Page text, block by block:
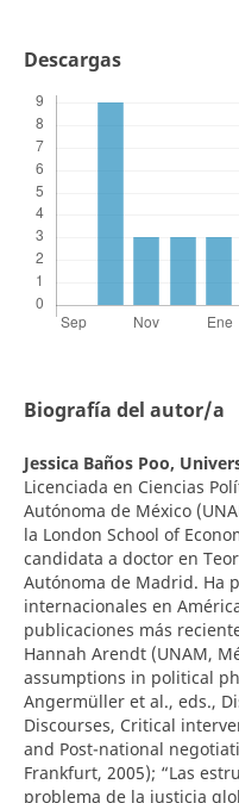
Descargas
Biografía del autor/a
Jessica Baños Poo,
Licenciada en Ciencias
Autónoma de México
la London School of
candidata a doctor en
Autónoma de Madrid. Ha
internacionales en
publicaciones más
Hannah Arendt (UNAM,
assumptions in political
Angermüller et al., eds.,
Discourses, Critical
and Post-national
Frankfurt, 2005); “Las
problema de la justicia